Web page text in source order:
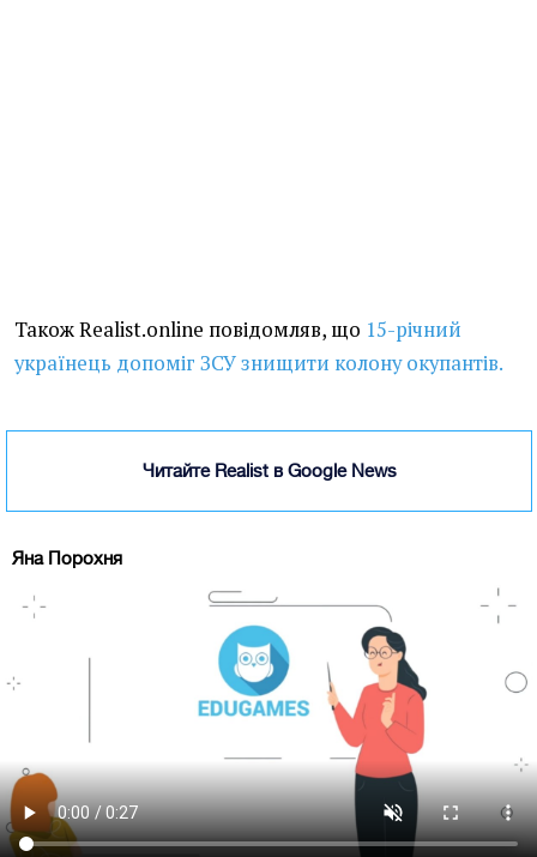
Також Realist.online повідомляв, що 15-річний
українець допоміг ЗСУ знищити колону окупантів.
Читайте Realist в Google News
Яна Порохня